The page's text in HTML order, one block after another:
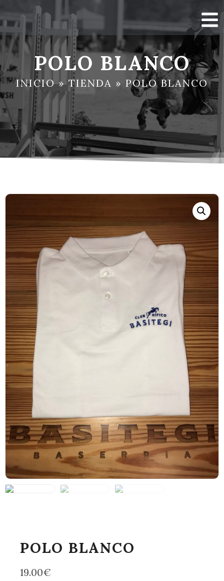
POLO BLANCO
INICIO»TIENDA » POLO BLANCO
POLO BLANCO
19.00€